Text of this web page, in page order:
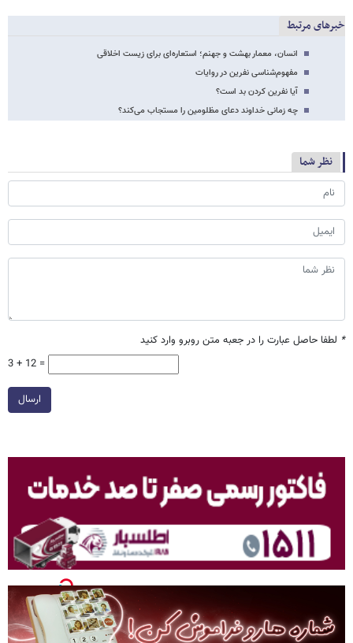
خبرهای مرتبط
انسان، معمار بهشت و جهنم؛ استعاره‌ای برای زیست اخلاقی
مفهوم‌شناسی نفرین در روایات
آیا نفرین کردن بد است؟
چه زمانی خداوند دعای مظلومین را مستجاب می‌کند؟
نظر شما
* لطفا حاصل عبارت را در جعبه متن روبرو وارد کنید
3 + 12 =
ارسال